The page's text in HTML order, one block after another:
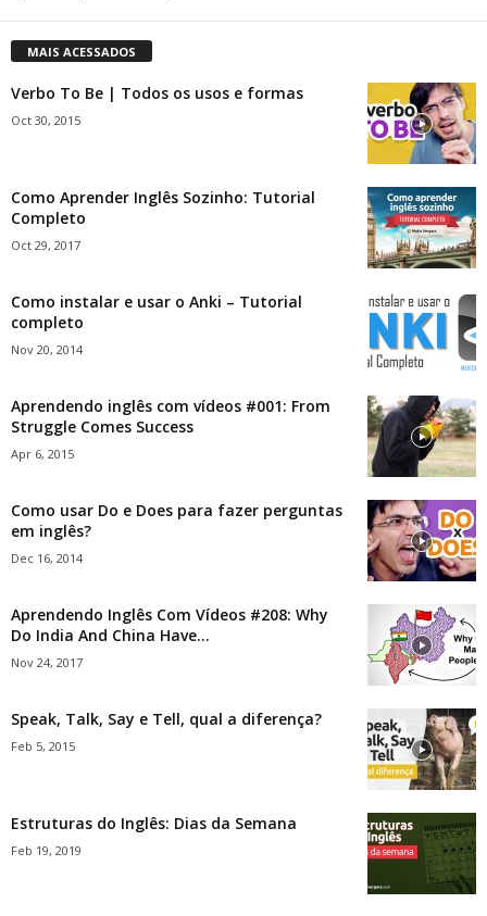
MAIS ACESSADOS
Verbo To Be | Todos os usos e formas
Oct 30, 2015
Como Aprender Inglês Sozinho: Tutorial
Completo
Oct 29, 2017
Como instalar e usar o Anki – Tutorial
completo
Nov 20, 2014
Aprendendo inglês com vídeos #001: From
Struggle Comes Success
Apr 6, 2015
Como usar Do e Does para fazer perguntas
em inglês?
Dec 16, 2014
Aprendendo Inglês Com Vídeos #208: Why
Do India And China Have...
Nov 24, 2017
Speak, Talk, Say e Tell, qual a diferença?
Feb 5, 2015
Estruturas do Inglês: Dias da Semana
Feb 19, 2019